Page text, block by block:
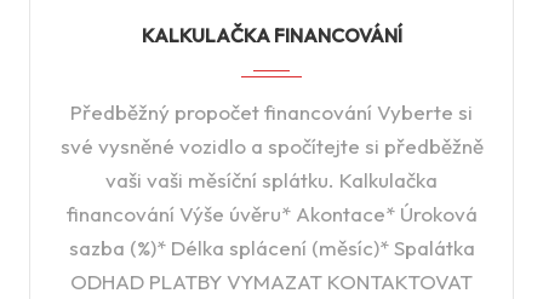
KALKULAČKA FINANCOVÁNÍ
Předběžný propočet financování Vyberte si
své vysněné vozidlo a spočítejte si předběžně
vaši vaši měsíční splátku. Kalkulačka
financování Výše úvěru* Akontace* Úroková
sazba (%)* Délka splácení (měsíc)* Spalátka
ODHAD PLATBY VYMAZAT KONTAKTOVAT